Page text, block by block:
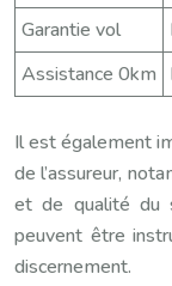
Garantie vol
Assistance 0km
Il est également
de l’assureur,
et de qualité du
peuvent être
discernement.